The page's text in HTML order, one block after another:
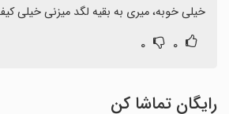
خیلی خوبه، میری به بقیه لگد میزنی خیلی
۰ ۰
رایگان تماشا کن